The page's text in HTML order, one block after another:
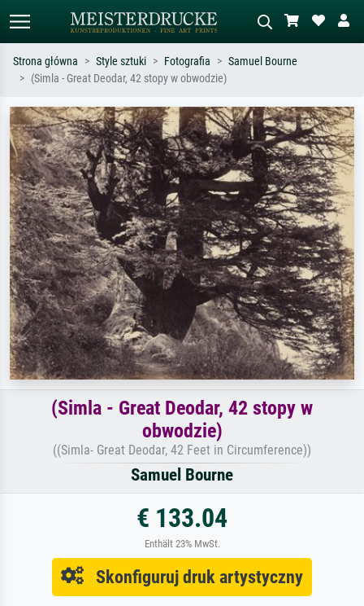
Szukaj wg artysty, tytułu lub stylu – np.
Monet, Gwiaździsta noc,
impresjonizm, fala Hokusaia, akt.
Opisz scenę – np. zielona łąka,
abstrakcja z czerwienią, ciemny olej,
stojący akt obok drzewa.
Strona główna Style sztuki Fotografia
Samuel Bourne
(Simla - Great Deodar, 42 stopy w obwodzie)
(Simla - Great Deodar, 42 stopy w
obwodzie)
((Simla- Great Deodar, 42 Feet in Circumference))
Samuel Bourne
€ 133.04
Enthält 23% MwSt.
Skonfiguruj druk artystyczny